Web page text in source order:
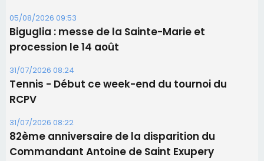
31/07/2026 08:22
82ème anniversaire de la disparition du
Commandant Antoine de Saint Exupery
Les plus lus
Satine Nomary est la nouvelle Miss Corse 2026
Éclipse du 12 août : la Corse aux premières loges
d'un spectacle qui ne reviendra pas avant 2081